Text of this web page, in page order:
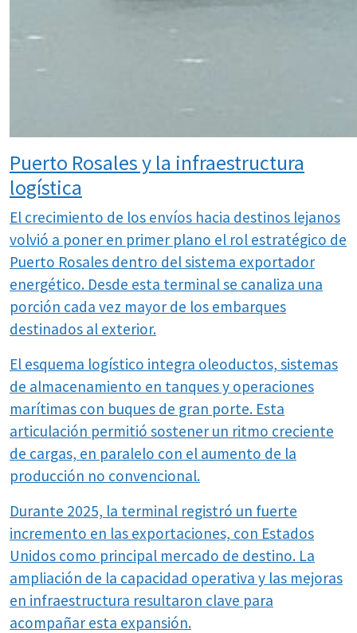
Puerto Rosales y la infraestructura
logística
El crecimiento de los envíos hacia destinos lejanos
volvió a poner en primer plano el rol estratégico de
Puerto Rosales dentro del sistema exportador
energético. Desde esta terminal se canaliza una
porción cada vez mayor de los embarques
destinados al exterior.
El esquema logístico integra oleoductos, sistemas
de almacenamiento en tanques y operaciones
marítimas con buques de gran porte. Esta
articulación permitió sostener un ritmo creciente
de cargas, en paralelo con el aumento de la
producción no convencional.
Durante 2025, la terminal registró un fuerte
incremento en las exportaciones, con Estados
Unidos como principal mercado de destino. La
ampliación de la capacidad operativa y las mejoras
en infraestructura resultaron clave para
acompañar esta expansión.